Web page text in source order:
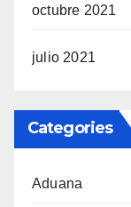
octubre 2021
julio 2021
Categories
Aduana